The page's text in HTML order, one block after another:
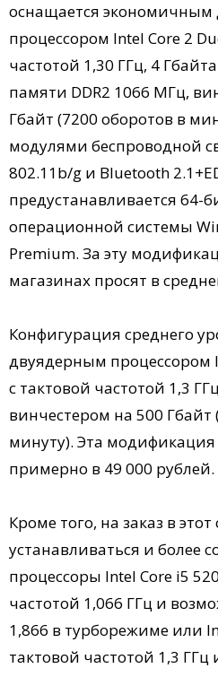
оснащается
процессором Intel Core 2
частотой 1,30 ГГц, 4
памяти DDR2 1066 МГц,
Гбайт (7200 оборотов в
модулями беспроводной
802.11b/g и Bluetooth
предустанавливается 64-
операционной системы
Premium. За эту
магазинах просят в
Конфигурация среднего
двуядерным процессором
c тактовой частотой 1,3
винчестером на 500 Гбайт
минуту). Эта модификация
примерно в 49 000 рублей.
Кроме того, на заказ в
устанавливаться и
процессоры Intel Core i5
частотой 1,066 ГГц и
1,866 в турборежиме или
тактовой частотой 1,3